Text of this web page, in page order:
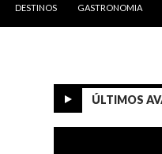
DESTINOS GASTRONOMIA
ÚLTIMOS